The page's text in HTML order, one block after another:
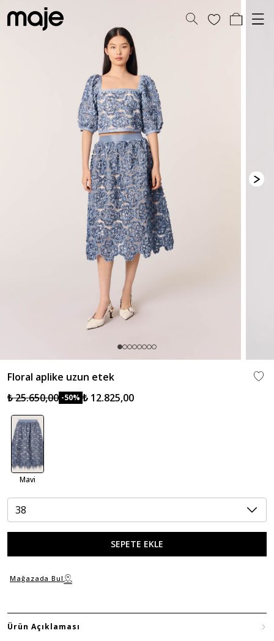
Floral aplike uzun etek
₺ 25.650,00 -50% ₺ 12.825,00
Mavi
38
SEPETE EKLE
Mağazada Bul
Ürün Açıklaması